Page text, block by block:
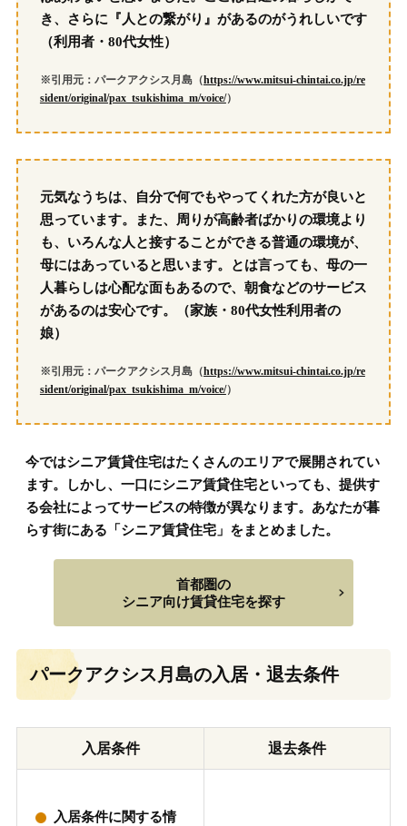
き、さらに『人との繋がり』があるのがうれしいです
（利用者・80代女性）
※引用元：パークアクシス月島（https://www.mitsui-chintai.co.jp/re
sident/original/pax_tsukishima_m/voice/）
元気なうちは、自分で何でもやってくれた方が良いと
思っています。また、周りが高齢者ばかりの環境より
も、いろんな人と接することができる普通の環境が、
母にはあっていると思います。とは言っても、母の一
人暮らしは心配な面もあるので、朝食などのサービス
があるのは安心です。（家族・80代女性利用者の
娘）
※引用元：パークアクシス月島（https://www.mitsui-chintai.co.jp/re
sident/original/pax_tsukishima_m/voice/）
今ではシニア賃貸住宅はたくさんのエリアで展開されてい
ます。しかし、一口にシニア賃貸住宅といっても、提供す
る会社によってサービスの特徴が異なります。あなたが暮
らす街にある「シニア賃貸住宅」をまとめました。
首都圏の
シニア向け賃貸住宅を探す
パークアクシス月島の入居・退去条件
入居条件 退去条件
入居条件に関する情